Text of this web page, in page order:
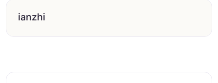
ianzhi